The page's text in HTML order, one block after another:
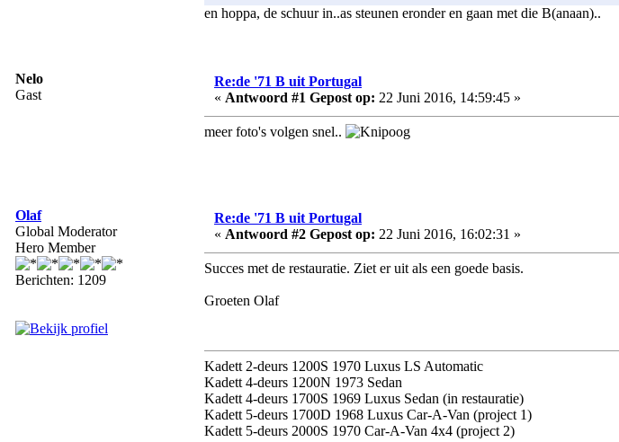
en hoppa, de schuur in..as steunen eronder en gaan met die B(anaan)..
Nelo
Gast
Re:de '71 B uit Portugal
« Antwoord #1 Gepost op: 22 Juni 2016, 14:59:45 »
meer foto's volgen snel..
Olaf
Global Moderator
Hero Member
Berichten: 1209
Re:de '71 B uit Portugal
« Antwoord #2 Gepost op: 22 Juni 2016, 16:02:31 »
Succes met de restauratie. Ziet er uit als een goede basis.
Groeten Olaf
Kadett 2-deurs 1200S 1970 Luxus LS Automatic
Kadett 4-deurs 1200N 1973 Sedan
Kadett 4-deurs 1700S 1969 Luxus Sedan (in restauratie)
Kadett 5-deurs 1700D 1968 Luxus Car-A-Van (project 1)
Kadett 5-deurs 2000S 1970 Car-A-Van 4x4 (project 2)